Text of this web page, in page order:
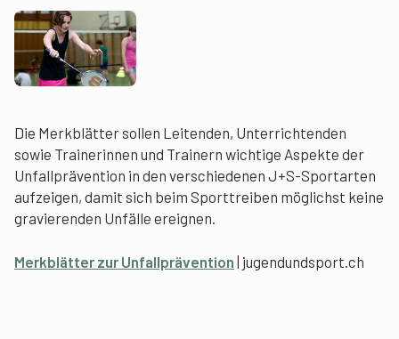
Die Merkblätter sollen Leitenden, Unterrichtenden
sowie Trainerinnen und Trainern wichtige Aspekte der
Unfallprävention in den verschiedenen J+S-Sportarten
aufzeigen, damit sich beim Sporttreiben möglichst keine
gravierenden Unfälle ereignen.
Merkblätter zur Unfallprävention | jugendundsport.ch